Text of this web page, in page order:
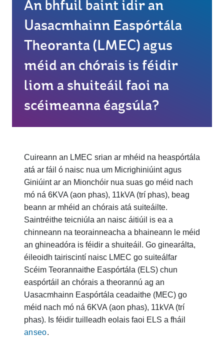
An bhfuil baint idir an
Uasacmhainn Easpórtála
Theoranta (LMEC) agus
méid an chórais is féidir
liom a shuiteáil faoi na
scéimeanna éagsúla?
Cuireann an LMEC srian ar mhéid na heaspórtála
atá ar fáil ó naisc nua um Micrighiniúint agus
Giniúint ar an Mionchóir nua suas go méid nach
mó ná 6KVA (aon phas), 11kVA (trí phas), beag
beann ar mhéid an chórais atá suiteáilte.
Saintréithe teicniúla an naisc áitiúil is ea a
chinneann na teorainneacha a bhaineann le méid
an ghineadóra is féidir a shuiteáil. Go ginearálta,
éileoidh tairiscintí naisc LMEC go suiteálfar
Scéim Teorannaithe Easpórtála (ELS) chun
easpórtáil an chórais a theorannú ag an
Uasacmhainn Easpórtála ceadaithe (MEC) go
méid nach mó ná 6KVA (aon phas), 11kVA (trí
phas). Is féidir tuilleadh eolais faoi ELS a fháil
anseo.